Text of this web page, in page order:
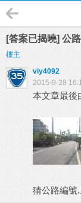
[答案已揭曉] 公
樓主
viy4092
2015-9-28
本文章最後
猜公路編號